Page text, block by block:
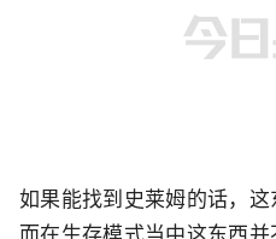
如果能找到史莱姆的话，
而在生存模式当中这东西